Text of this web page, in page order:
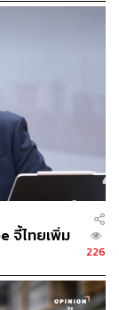
ง
พัฒนา
มากขึ้นเรื่อยๆ
ารเรียนรู้
อมจริงๆ หรือ
ตามความ
จี้ไทยเพิ่ม
226